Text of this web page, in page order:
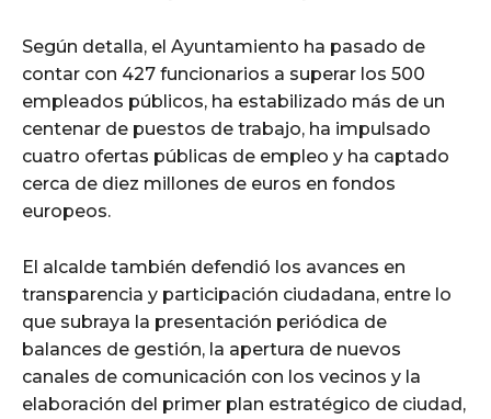
Según detalla, el Ayuntamiento ha pasado de
contar con 427 funcionarios a superar los 500
empleados públicos, ha estabilizado más de un
centenar de puestos de trabajo, ha impulsado
cuatro ofertas públicas de empleo y ha captado
cerca de diez millones de euros en fondos
europeos.
El alcalde también defendió los avances en
transparencia y participación ciudadana, entre lo
que subraya la presentación periódica de
balances de gestión, la apertura de nuevos
canales de comunicación con los vecinos y la
elaboración del primer plan estratégico de ciudad,